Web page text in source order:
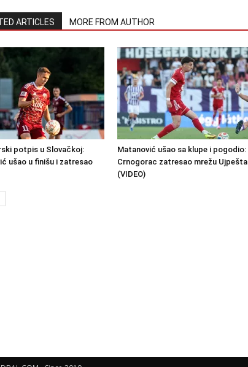
ARTICLES MORE FROM AUTHOR
potpis u Slovačkoj:
ušao u finišu i zatresao
Matanović ušao sa klupe i pogodio:
Crnogorac zatresao mrežu Ujpešta
(VIDEO)